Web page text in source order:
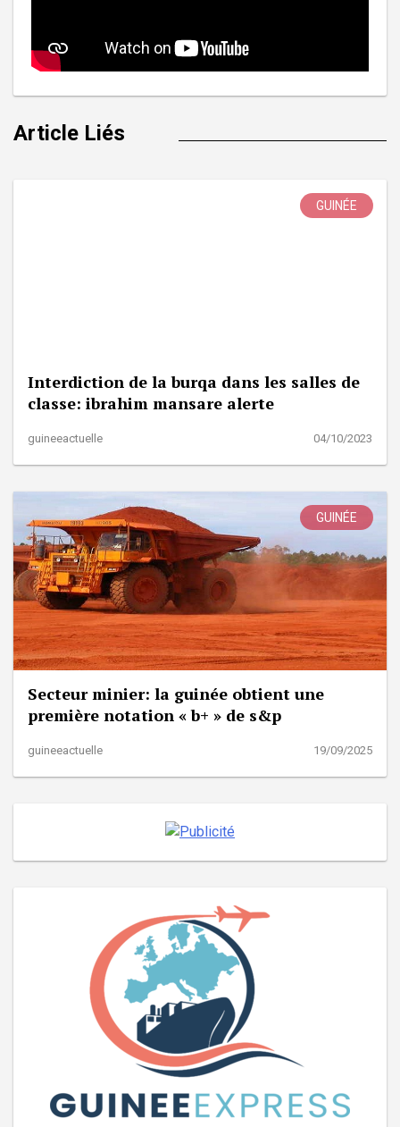
Article Liés
GUINÉE
Interdiction de la burqa dans les salles de
classe: ibrahim mansare alerte
guineeactuelle 04/10/2023
GUINÉE
Secteur minier: la guinée obtient une
première notation « b+ » de s&p
guineeactuelle 19/09/2025